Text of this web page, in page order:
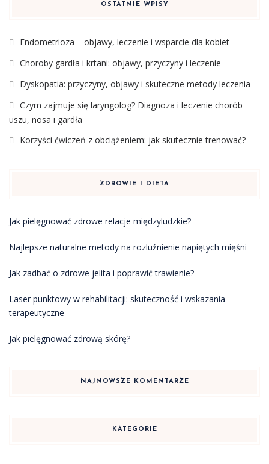
OSTATNIE WPISY
Endometrioza – objawy, leczenie i wsparcie dla kobiet
Choroby gardła i krtani: objawy, przyczyny i leczenie
Dyskopatia: przyczyny, objawy i skuteczne metody leczenia
Czym zajmuje się laryngolog? Diagnoza i leczenie chorób
uszu, nosa i gardła
Korzyści ćwiczeń z obciążeniem: jak skutecznie trenować?
ZDROWIE I DIETA
Jak pielęgnować zdrowe relacje międzyludzkie?
Najlepsze naturalne metody na rozluźnienie napiętych mięśni
Jak zadbać o zdrowe jelita i poprawić trawienie?
Laser punktowy w rehabilitacji: skuteczność i wskazania
terapeutyczne
Jak pielęgnować zdrową skórę?
NAJNOWSZE KOMENTARZE
KATEGORIE